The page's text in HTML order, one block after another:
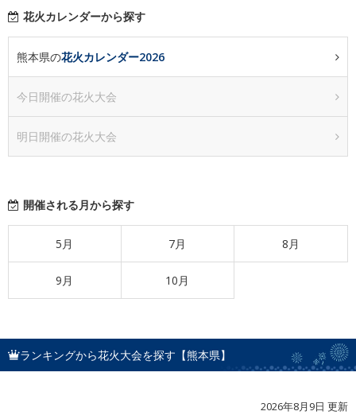
花火カレンダーから探す
熊本県の花火カレンダー2026
今日開催の花火大会
明日開催の花火大会
開催される月から探す
5月 7月 8月
9月 10月
ランキングから花火大会を探す【熊本県】
2026年8月9日 更新